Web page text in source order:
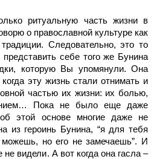
ритуальную часть жизни в
о православной культуре как
Следовательно, это то
себе того же Бунина
которую Вы упомянули. Она
эту жизнь стали отнимать и
частью их жизни: их болью,
Пока не было еще даже
об этой основе многие даже не
из героинь Бунина, “я для тебя
можешь, но его не замечаешь”. И
не видели. А вот когда она гасла –